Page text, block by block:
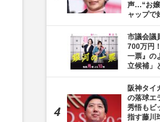
声…“お嬢
ャップで
市議会議
700万円
一票』の
立候補」
阪神タイ
の落球エ
秀悟もビ
指す藤川